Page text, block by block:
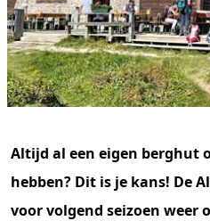
Altijd al een eigen berghut
hebben? Dit is je kans! De
voor volgend seizoen weer